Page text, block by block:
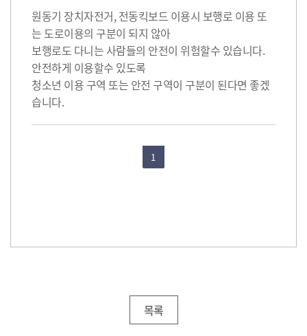
원동기 장치자전거, 전동킥보드 이용시 보행로 이용 또
는 도로이용의 구분이 되지 않아
보행로도 다니는 사람들의 안전이 위험할수 있습니다.
안전하게 이용할수 있도록
청소년 이용 구역 또는 안전 구역이 구분이 된다면 좋겠
습니다.
1
목록